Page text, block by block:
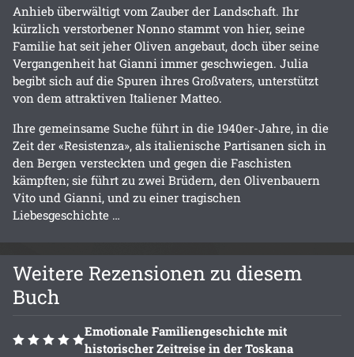
Anhieb überwältigt vom Zauber der Landschaft. Ihr
kürzlich verstorbener Nonno stammt von hier, seine
Familie hat seit jeher Oliven angebaut, doch über seine
Vergangenheit hat Gianni immer geschwiegen. Julia
begibt sich auf die Spuren ihres Großvaters, unterstützt
von dem attraktiven Italiener Matteo.
Ihre gemeinsame Suche führt in die 1940er-Jahre, in die
Zeit der «Resistenza», als italienische Partisanen sich in
den Bergen versteckten und gegen die Faschisten
kämpften; sie führt zu zwei Brüdern, den Olivenbauern
Vito und Gianni, und zu einer tragischen
Liebesgeschichte …
Weitere Rezensionen zu diesem
Buch
Emotionale Familiengeschichte mit
historischer Zeitreise in der Toskana